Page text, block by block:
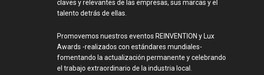
claves y relevantes de las empresas, sus marcas y el
talento detrás de ellas.
Promovemos nuestros eventos REINVENTION y Lux
Awards -realizados con estándares mundiales-
fomentando la actualización permanente y celebrando
el trabajo extraordinario de la industria local.